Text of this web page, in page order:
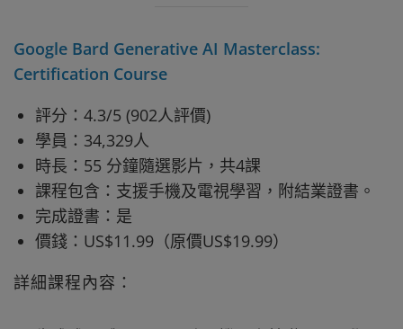
Google Bard Generative AI Masterclass:
Certification Course
評分：4.3/5 (902人評價)
學員：34,329人
時長：55 分鐘隨選影片，共4課
課程包含：支援手機及電視學習，附結業證書。
完成證書：是
價錢：US$11.99（原價US$19.99）
詳細課程內容：